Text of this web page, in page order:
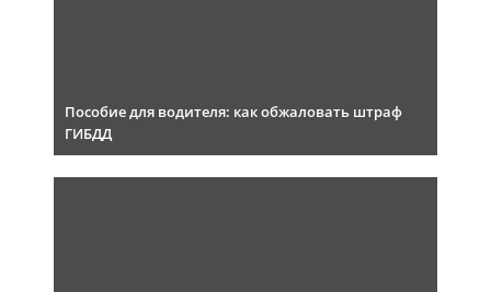
Пособие для водителя: как обжаловать штраф
ГИБДД